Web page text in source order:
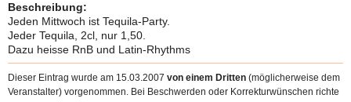
Beschreibung:
Jeden Mittwoch ist Tequila-Party.
Jeder Tequila, 2cl, nur 1,50.
Dazu heisse RnB und Latin-Rhythms
Dieser Eintrag wurde am 15.03.2007 von einem Dritten (möglicherweise dem
Veranstalter) vorgenommen. Bei Beschwerden oder Korrekturwünschen richte